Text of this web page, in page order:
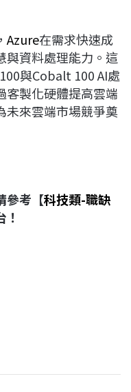
Azure在需求快速成
與資料處理能力。這
與Cobalt 100 AI處
客製化硬體提高雲端
未來雲端市場競爭奠
參考【科技類-職缺